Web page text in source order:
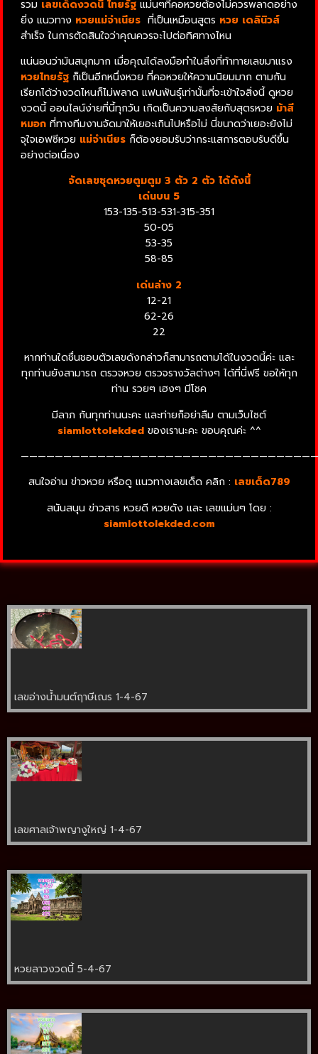
รวม เลขเด็ดงวดนี้ ไทยรัฐ แม่นๆที่คอหวยต้องไม่ควรพลาดอย่าง
ยิ่ง แนวทาง หวยแม่จําเนียร ที่เป็นเหมือนสูตร หวย เดลินิวส์
สำเร็จ ในการตัดสินใจว่าคุณควรจะไปต่อทิศทางไหน
แน่นอนว่ามันสนุกมาก เมื่อคุณได้ลงมือทำในสิ่งที่ท้าทายเลขมาแรง
หวยไทยรัฐ ก็เป็นอีกหนึ่งหวย ที่คอหวยให้ความนิยมมาก ตามกัน
เรียกได้ว่างวดไหนก็ไม่พลาด แฟนพันธุ์เท่านั้นที่จะเข้าใจสิ่งนี้ ดูหวย
งวดนี้ ออนไลน์ง่ายที่นี้ทุกวัน เกิดเป็นความสงสัยกับสุตรหวย ม้าสี
หมอก ที่ทางทีมงานจัดมาให้เยอะเกินไปหรือไม่ นี่ขนาดว่าเยอะยังไม่
จุใจเอฟซีหวย แม่จําเนียร ก็ต้องยอมรับว่ากระแสการตอบรับดีขึ้น
อย่างต่อเนื่อง
จัดเลขชุดหวยตูมตูม 3 ตัว 2 ตัว ได้ดังนี้
เด่นบน 5
153-135-513-531-315-351
50-05
53-35
58-85
เด่นล่าง 2
12-21
62-26
22
หากท่านใดชื่นชอบตัวเลขดังกล่าวก็สามารถตามได้ในงวดนี้ค่ะ และ
ทุกท่านยังสามารถ ตรวจหวย ตรวจรางวัลต่างๆ ได้ที่นี่ฟรี ขอให้ทุก
ท่าน รวยๆ เฮงๆ มีโชค
มีลาภ กันทุกท่านนะคะ และท่ายก็อย่าลืม ตามเว็บไซต์
siamlottolekdedของเรานะคะ ขอบคุณค่ะ ^^
สนใจอ่าน ข่าวหวย หรือดู แนวทางเลขเด็ด คลิก : เลขเด็ด789
สนันสนุน ข่าวสาร หวยดี หวยดัง และ เลขแม่นๆ โดย :
siamlottolekded.com
เลขอ่างน้ำมนต์ฤาษีเณร 1-4-67
เลขศาลเจ้าพญางูใหญ่ 1-4-67
หวยลาวงวดนี้ 5-4-67